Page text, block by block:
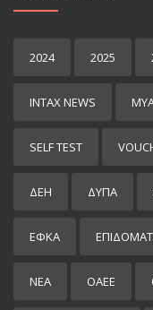
2024 2025
INTAX NEWS
SELF TEST
ΔΕΗ ΔΥΠΑ
ΕΦΚΑ
ΝΕΑ ΟΑΕΕ